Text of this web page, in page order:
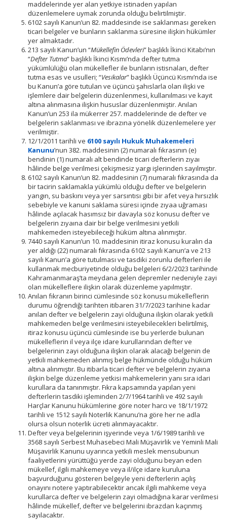
maddelerinde yer alan yetkiye istinaden yapılan
düzenlemelere uymak zorunda olduğu belirtilmiştir.
6102 sayılı Kanun’un 82. maddesinde ise saklanması gereken
ticari belgeler ve bunların saklanma süresine ilişkin hükümler
yer almaktadır.
213 sayılı Kanun’un “Mükellefin Ödevleri” başlıklı İkinci Kitabı’nın
“Defter Tutma” başlıklı İkinci Kısmı’nda defter tutma
yükümlülüğü olan mükellefler ile bunların istisnaları, defter
tutma esas ve usulleri; “Vesikalar” başlıklı Üçüncü Kısmı’nda ise
bu Kanun’a göre tutulan ve üçüncü şahıslarla olan ilişki ve
işlemlere dair belgelerin düzenlenmesi, kullanılması ve kayıt
altına alınmasına ilişkin hususlar düzenlenmiştir. Anılan
Kanun’un 253 ila mükerrer 257. maddelerinde de defter ve
belgelerin saklanması ve ibrazına yönelik düzenlemelere yer
verilmiştir.
12/1/2011 tarihli ve 6100 sayılı Hukuk Muhakemeleri
Kanunu’nun 382. maddesinin (2) numaralı fıkrasının (e)
bendinin (1) numaralı alt bendinde ticari defterlerin zıyaı
hâlinde belge verilmesi çekişmesiz yargı işlerinden sayılmıştır.
6102 sayılı Kanun’un 82. maddesinin (7) numaralı fıkrasında da
bir tacirin saklamakla yükümlü olduğu defter ve belgelerin
yangın, su baskını veya yer sarsıntısı gibi bir afet veya hırsızlık
sebebiyle ve kanuni saklama süresi içinde zıyaa uğraması
hâlinde açılacak hasımsız bir davayla söz konusu defter ve
belgelerin zıyaına dair bir belge verilmesini yetkili
mahkemeden isteyebileceği hüküm altına alınmıştır.
7440 sayılı Kanun’un 10. maddesinin itiraz konusu kuralın da
yer aldığı (22) numaralı fıkrasında 6102 sayılı Kanun’a ve 213
sayılı Kanun’a göre tutulması ve tasdiki zorunlu defterleri ile
kullanmak mecburiyetinde olduğu belgeleri 6/2/2023 tarihinde
Kahramanmaraş’ta meydana gelen depremler nedeniyle zayi
olan mükelleflere ilişkin olarak düzenleme yapılmıştır.
Anılan fıkranın birinci cümlesinde söz konusu mükelleflerin
durumu öğrendiği tarihten itibaren 31/7/2023 tarihine kadar
anılan defter ve belgelerin zayi olduğuna ilişkin olarak yetkili
mahkemeden belge verilmesini isteyebilecekleri belirtilmiş,
itiraz konusu üçüncü cümlesinde ise bu yerlerde bulunan
mükelleflerin il veya ilçe idare kurullarından defter ve
belgelerinin zayi olduğuna ilişkin olarak alacağı belgenin de
yetkili mahkemeden alınmış belge hükmünde olduğu hüküm
altına alınmıştır. Bu itibarla ticari defter ve belgelerin zıyaına
ilişkin belge düzenleme yetkisi mahkemelerin yanı sıra idari
kurullara da tanınmıştır. Fıkra kapsamında yapılan yeni
defterlerin tasdiki işleminden 2/7/1964 tarihli ve 492 sayılı
Harçlar Kanunu hükümlerine göre noter harcı ve 18/1/1972
tarihli ve 1512 sayılı Noterlik Kanunu’na göre her ne adla
olursa olsun noterlik ücreti alınmayacaktır.
Defter veya belgelerinin işyerinde veya 1/6/1989 tarihli ve
3568 sayılı Serbest Muhasebeci Mali Müşavirlik ve Yeminli Mali
Müşavirlik Kanunu uyarınca yetkili meslek mensubunun
faaliyetlerini yürüttüğü yerde zayi olduğunu beyan eden
mükellef, ilgili mahkemeye veya il/ilçe idare kuruluna
başvurduğunu gösteren belgeyle yeni defterlerin açılış
onayını notere yaptırabilecektir ancak ilgili mahkeme veya
kurullarca defter ve belgelerin zayi olmadığına karar verilmesi
hâlinde mükellef, defter ve belgelerini ibrazdan kaçınmış
sayılacaktır.